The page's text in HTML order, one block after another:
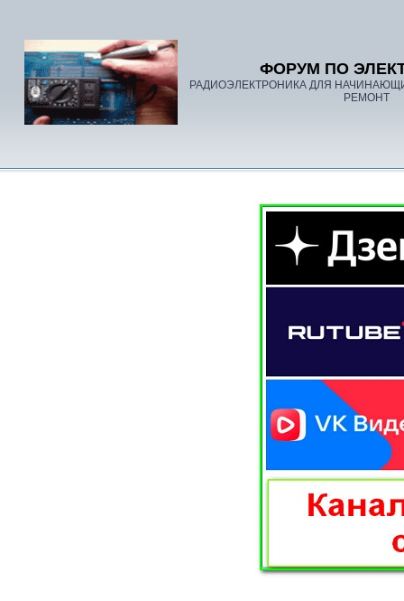
ФОРУМ ПО
РАДИОЭЛЕКТРОНИКА ДЛЯ
РЕМОНТ